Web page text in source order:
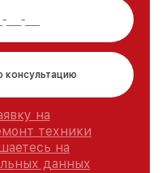
консультацию
на
техники
на
данных